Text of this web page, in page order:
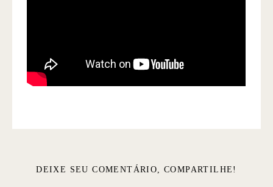
DEIXE SEU COMENTÁRIO, COMPARTILHE!